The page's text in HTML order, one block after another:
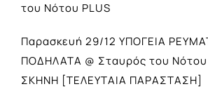
του Νότου PLUS
Παρασκευή 29/12 ΥΠΟΓΕΙΑ
ΠΟΔΗΛΑΤΑ @ Σταυρός του
ΣΚΗΝΗ [ΤΕΛΕΥΤΑΙΑ ΠΑΡΑΣΤΑΣΗ]